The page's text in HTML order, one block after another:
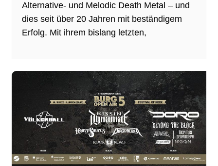
Alternative- und Melodic Death Metal – und
dies seit über 20 Jahren mit beständigem
Erfolg. Mit ihrem bislang letzten,